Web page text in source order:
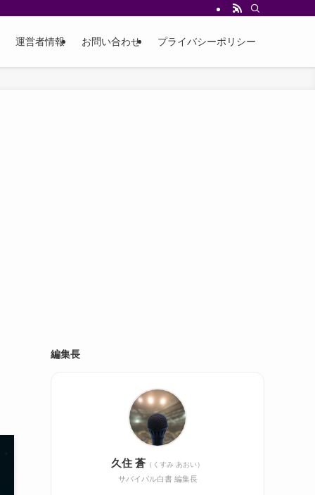
運営者情報 お問い合わせ プライバシーポリシー
編集長
久住 蒼 （くすみ あおい）
サバイバル白書 編集長